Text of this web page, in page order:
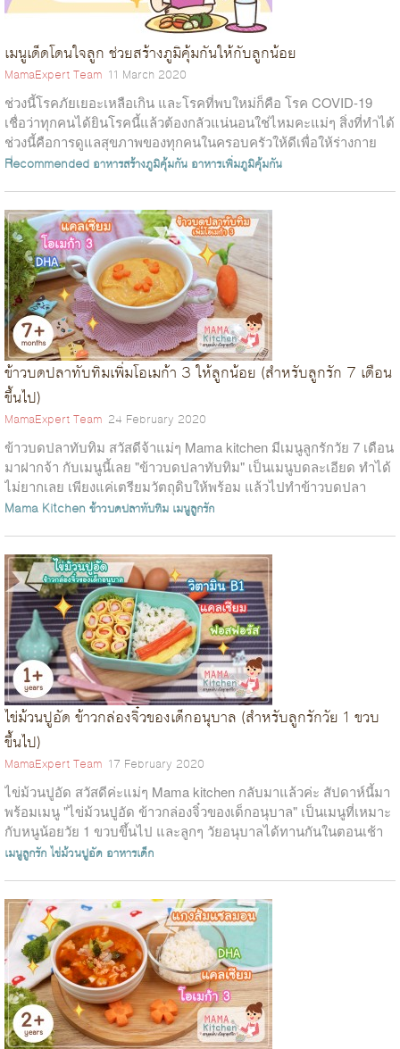
เมนูเด็ดโดนใจลูก ช่วยสร้างภูมิคุ้มกันให้กับลูกน้อย
MamaExpert Team 11 March 2020
ช่วงนี้โรคภัยเยอะเหลือเกิน และโรคที่พบใหม่ก็คือ โรค COVID-19
เชื่อว่าทุกคนได้ยินโรคนี้แล้วต้องกลัวแน่นอนใช่ไหมคะแม่ๆ สิ่งที่ทำได้
ช่วงนี้คือการดูแลสุขภาพของทุกคนในครอบครัวให้ดีเพื่อให้ร่างกาย
แข็งแรง...
Recommended อาหารสร้างภูมิคุ้มกัน อาหารเพิ่มภูมิคุ้มกัน
ข้าวบดปลาทับทิมเพิ่มโอเมก้า 3 ให้ลูกน้อย (สำหรับลูกรัก 7 เดือน
ขึ้นไป)
MamaExpert Team 24 February 2020
ข้าวบดปลาทับทิม สวัสดีจ้าแม่ๆ Mama kitchen มีเมนูลูกรักวัย 7 เดือน
มาฝากจ้า กับเมนูนี้เลย "ข้าวบดปลาทับทิม" เป็นเมนูบดละเอียด ทำได้
ไม่ยากเลย เพียงแค่เตรียมวัตถุดิบให้พร้อม แล้วไปทำข้าวบดปลา
ทับทิมพร้อม...
Mama Kitchen ข้าวบดปลาทับทิม เมนูลูกรัก
ไข่ม้วนปูอัด ข้าวกล่องจิ๋วของเด็กอนุบาล (สำหรับลูกรักวัย 1 ขวบ
ขึ้นไป)
MamaExpert Team 17 February 2020
ไข่ม้วนปูอัด สวัสดีค่ะแม่ๆ Mama kitchen กลับมาแล้วค่ะ สัปดาห์นี้มา
พร้อมเมนู "ไข่ม้วนปูอัด ข้าวกล่องจิ๋วของเด็กอนุบาล" เป็นเมนูที่เหมาะ
กับหนูน้อยวัย 1 ขวบขึ้นไป และลูกๆ วัยอนุบาลได้ทานกันในตอนเช้า
ก่อน...
เมนูลูกรักไข่ม้วนปูอัด อาหารเด็ก